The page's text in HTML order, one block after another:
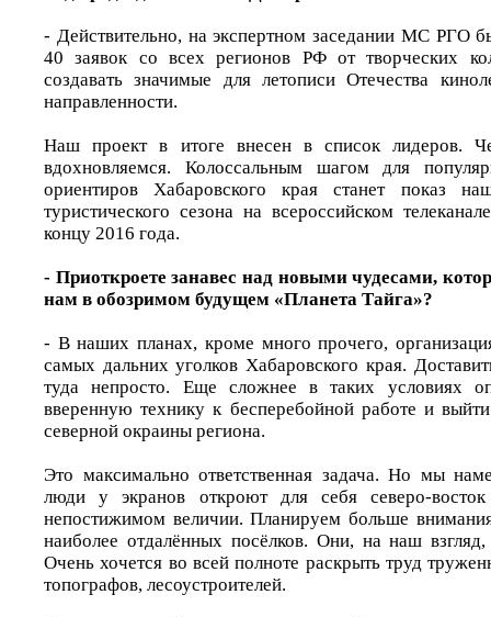
- Действительно, на экспертном заседании МС РГО
40 заявок со всех регионов РФ от творческих
создавать значимые для летописи Отечества
направленности.
Наш проект в итоге внесен в список лидеров.
вдохновляемся. Колоссальным шагом для
ориентиров Хабаровского края станет показ
туристического сезона на всероссийском
концу 2016 года.
- Приоткроете занавес над новыми чудесами,
нам в обозримом будущем «Планета Тайга»?
- В наших планах, кроме много прочего,
самых дальних уголков Хабаровского края.
туда непросто. Еще сложнее в таких условиях
вверенную технику к бесперебойной работе и
северной окраины региона.
Это максимально ответственная задача. Но мы
люди у экранов откроют для себя северо-
непостижимом величии. Планируем больше
наиболее отдалённых посёлков. Они, на наш
Очень хочется во всей полноте раскрыть труд
топографов, лесоустроителей.